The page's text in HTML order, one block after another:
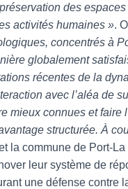
des
activités humaines ».
concentrés à
globalement
récentes de la
avec l’aléa de
mieux connues et faire
structurée. À
la commune de Port-
leur système de
une défense contre